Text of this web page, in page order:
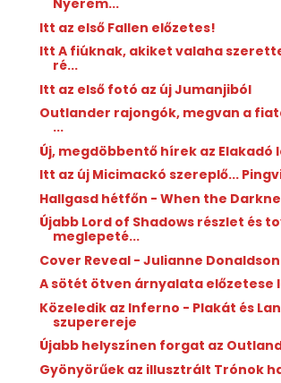
Nyerem...
Itt az első Fallen előzetes!
Itt A fiúknak, akiket valaha
ré...
Itt az első fotó az új Jumanjiból
Outlander rajongók, megvan a
...
Új, megdöbbentő hírek az
Itt az új Micimackó szereplő...
Hallgasd hétfőn - When the
Újabb Lord of Shadows részlet és
meglepeté...
Cover Reveal - Julianne
A sötét ötven árnyalata előzetese
Közeledik az Inferno - Plakát és
szuperereje
Újabb helyszínen forgat az
Gyönyörűek az illusztrált Trónok